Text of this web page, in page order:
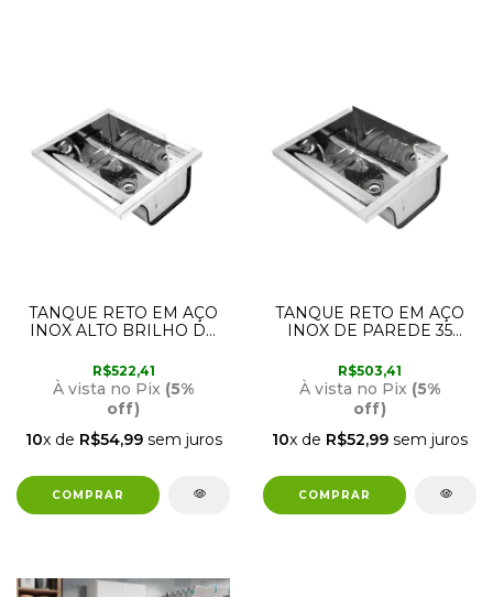
TANQUE RETO EM AÇO
INOX ALTO BRILHO DE
63CM X 51.5CM X 26CM
90017051159 DOCOL
R$522,41
À vista no Pix (5%
off)
10x de R$54,99sem juros
TANQUE RETO EM AÇO
INOX DE PAREDE 35
26CM 90017049159
DOCOL
R$503,41
À vista no Pix (5%
off)
10x de R$52,99 sem juros